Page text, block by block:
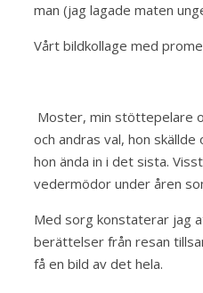
man (jag lagade maten
Vårt bildkollage med
Moster, min stöttepelare
och andras val, hon
hon ända in i det sista.
vedermödor under åren
Med sorg konstaterar jag
berättelser från resan
få en bild av det hela.